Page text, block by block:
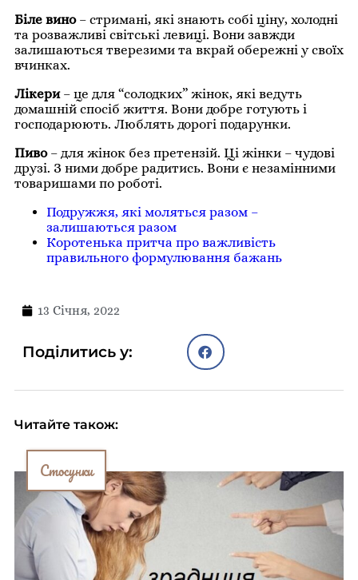
Біле вино– стримані, які знають собі ціну, холодні
та розважливі світські левиці. Вони завжди
залишаються тверезими та вкрай обережні у своїх
вчинках.
Лікери– це для “солодких” жінок, які ведуть
домашній спосіб життя. Вони добре готують і
господарюють. Люблять дорогі подарунки.
Пиво– для жінок без претензій. Ці жінки – чудові
друзі. З ними добре радитись. Вони є незамінними
товаришами по роботі.
Подружжя, які моляться разом –
залишаються разом
Коротенька притча про важливість
правильного формулювання бажань
13 Січня, 2022
Поділитись у:
Читайте також:
Стосунки